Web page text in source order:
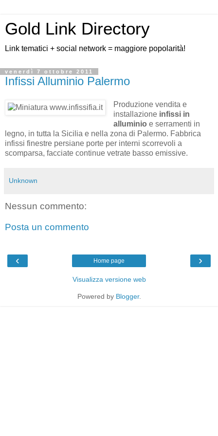
Gold Link Directory
Link tematici + social network = maggiore popolarità!
venerdì 7 ottobre 2011
Infissi Alluminio Palermo
Produzione vendita e
installazione infissi in
alluminio e serramenti in
legno, in tutta la Sicilia e nella zona di Palermo. Fabbrica
infissi finestre persiane porte per interni scorrevoli a
scomparsa, facciate continue vetrate basso emissive.
Unknown
Nessun commento:
Posta un commento
‹ ›
Home page
Visualizza versione web
Powered by Blogger.